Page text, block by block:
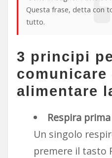
Questa frase, detta con
tutto.
3 principi
comunicare
alimentare
Respira
Un singolo
premere il tasto